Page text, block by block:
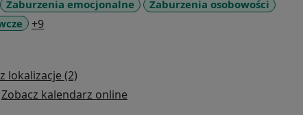
holistycznie. W trakcie samorozwoju odkryłam olbrzymie
i ich terapeutycznego wpływu na ciało i psychikę
zanurzenie w dźwiękach gongu,
jako techniki relaksacyjne, aby poruszyć energię w
zdrowienia, dochodzenia do naturalnego
Zaburzenia emocjonalne
Zaburzenia osobowości
+9a11y_sr_more_diseases
lokalizacje (2)
Zobacz kalendarz online